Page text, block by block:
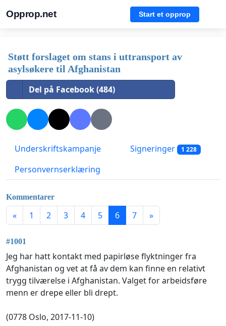
Opprop.net Start et opprop
Støtt forslaget om stans i uttransport av
asylsøkere til Afghanistan
Del på Facebook (484)
Underskriftskampanje Signeringer 1 228
Personvernserklæring
Kommentarer
« 1 2 3 4 5 6 7 »
#1001
Jeg har hatt kontakt med papirløse flyktninger fra
Afghanistan og vet at få av dem kan finne en relativt
trygg tilværelse i Afghanistan. Valget for arbeidsføre
menn er drepe eller bli drept.
(0778 Oslo, 2017-11-10)